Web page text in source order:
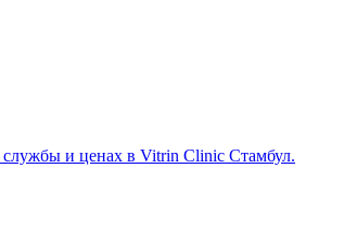
службы и ценах в Vitrin Clinic Стамбул.